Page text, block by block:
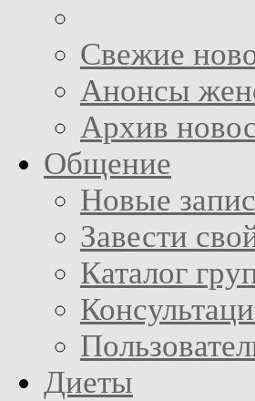
Свежие
Анонсы
Архив
Общение
Новые
Завести
Каталог
Диеты